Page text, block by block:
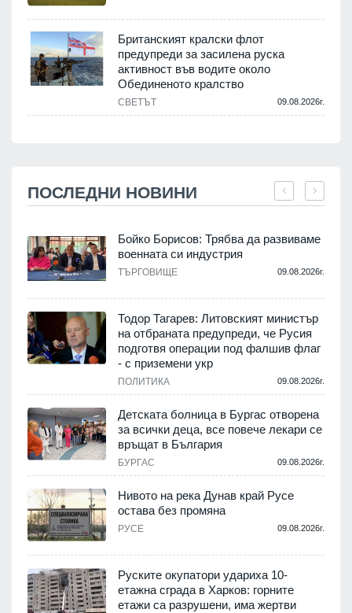
Британският кралски флот
предупреди за засилена руска
активност във водите около
Обединеното кралство
СВЕТЪТ 09.08.2026г.
ПОСЛЕДНИ НОВИНИ
Бойко Борисов: Трябва да развиваме
военната си индустрия
ТЪРГОВИЩЕ 09.08.2026г.
Тодор Тагарев: Литовският министър
на отбраната предупреди, че Русия
подготвя операции под фалшив флаг
- с приземени укр
ПОЛИТИКА 09.08.2026г.
Детската болница в Бургас отворена
за всички деца, все повече лекари се
връщат в България
БУРГАС 09.08.2026г.
Нивото на река Дунав край Русе
остава без промяна
РУСЕ 09.08.2026г.
Руските окупатори удариха 10-
етажна сграда в Харков: горните
етажи са разрушени, има жертви